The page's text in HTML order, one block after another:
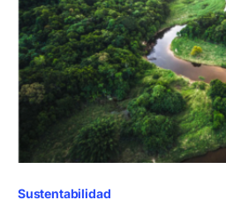
Sustentabilidad